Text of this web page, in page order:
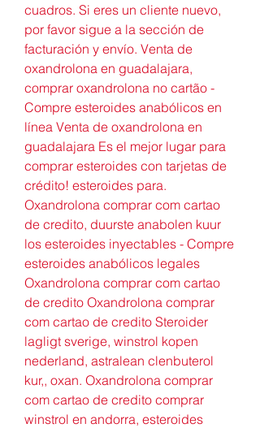
cuadros. Si eres un cliente nuevo,
por favor sigue a la sección de
facturación y envío. Venta de
oxandrolona en guadalajara,
comprar oxandrolona no cartão -
Compre esteroides anabólicos en
línea Venta de oxandrolona en
guadalajara Es el mejor lugar para
comprar esteroides con tarjetas de
crédito! esteroides para.
Oxandrolona comprar com cartao
de credito, duurste anabolen kuur
los esteroides inyectables - Compre
esteroides anabólicos legales
Oxandrolona comprar com cartao
de credito Oxandrolona comprar
com cartao de credito Steroider
lagligt sverige, winstrol kopen
nederland, astralean clenbuterol
kur,, oxan. Oxandrolona comprar
com cartao de credito comprar
winstrol en andorra, esteroides